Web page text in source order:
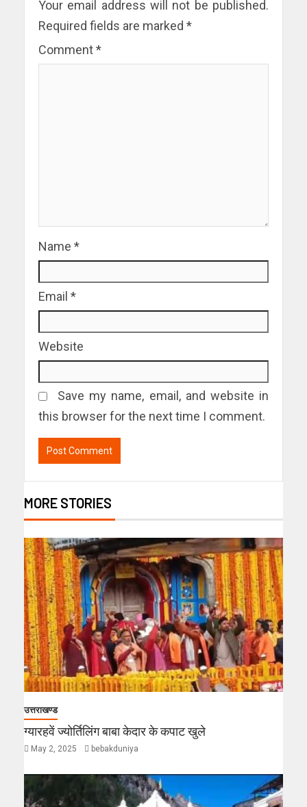
Your email address will not be published.
Required fields are marked *
Comment*
Name *
Email *
Website
Save my name, email, and website in
this browser for the next time I comment.
MORE STORIES
उत्तराखण्ड
ग्यारहवें ज्योर्तिलिंग बाबा केदार के कपाट खुले
May 2, 2025 bebakduniya